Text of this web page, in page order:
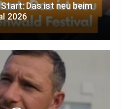
Das ist neu beim
2026